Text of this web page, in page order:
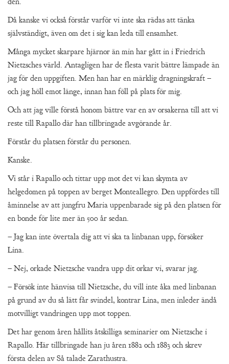
Då kanske vi också förstår varför vi inte ska rädas att tänka
självständigt, även om det i sig kan leda till ensamhet.
Många mycket skarpare hjärnor än min har gått in i Friedrich
Nietzsches värld. Antagligen har de flesta varit bättre lämpade än
jag för den uppgiften. Men han har en märklig dragningskraft –
och jag höll emot länge, innan han föll på plats för mig.
Och att jag ville förstå honom bättre var en av orsakerna till att vi
reste till Rapallo där han tillbringade avgörande år.
Förstår du platsen förstår du personen.
Kanske.
Vi står i Rapallo och tittar upp mot det vi kan skymta av
helgedomen på toppen av berget Monteallegro. Den uppfördes till
åminnelse av att jungfru Maria uppenbarade sig på den platsen för
en bonde för lite mer än 500 år sedan.
– Jag kan inte övertala dig att vi ska ta linbanan upp, försöker
Lina.
– Nej, orkade Nietzsche vandra upp dit orkar vi, svarar jag.
– Försök inte hänvisa till Nietzsche, du vill inte åka med linbanan
på grund av du så lätt får svindel, kontrar Lina, men inleder ändå
motvilligt vandringen upp mot toppen.
Det har genom åren hållits åtskilliga seminarier om Nietzsche i
Rapallo. Här tillbringade han ju åren 1882 och 1883 och skrev
första delen av Så talade Zarathustra.